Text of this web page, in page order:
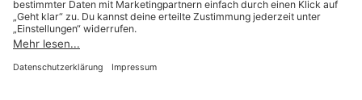
Deutschlands, bei Bestellungen ab 100,00 Euro.
© Copyright 2026 GOTOOLS GmbH - Alle Rechte vorbehalten. powered by
createyourtemplate